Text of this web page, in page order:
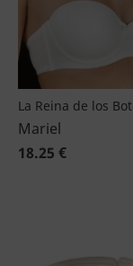
La Reina de los
Mariel
18.25 €